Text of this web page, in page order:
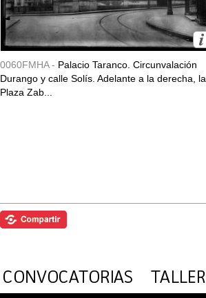
0060FMHA - Palacio Taranco. Circunvalación
Durango y calle Solís. Adelante a la derecha, la
Plaza Zab...